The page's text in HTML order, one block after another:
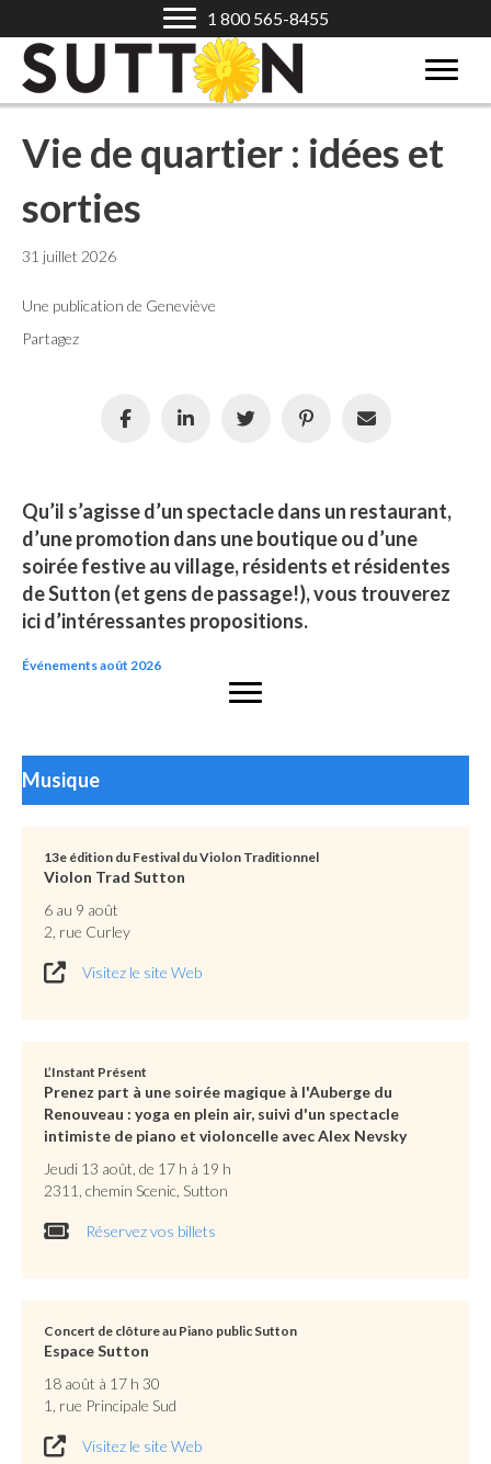
1 800 565-8455
Vie de quartier : idées et
sorties
31 juillet 2026
Une publication de Geneviève
Partagez
Qu’il s’agisse d’un spectacle dans un restaurant,
d’une promotion dans une boutique ou d’une
soirée festive au village, résidents et résidentes
de Sutton (et gens de passage!), vous trouverez
ici d’intéressantes propositions.
Événements août 2026
Musique
13e édition du Festival du Violon Traditionnel
Violon Trad Sutton
6 au 9 août
2, rue Curley
Visitez le site Web
L’Instant Présent
Prenez part à une soirée magique à l'Auberge du
Renouveau : yoga en plein air, suivi d'un spectacle
intimiste de piano et violoncelle avec Alex Nevsky
Jeudi 13 août, de 17 h à 19 h
2311, chemin Scenic, Sutton
Réservez vos billets
Concert de clôture au Piano public Sutton
Espace Sutton
18 août à 17 h 30
1, rue Principale Sud
Visitez le site Web